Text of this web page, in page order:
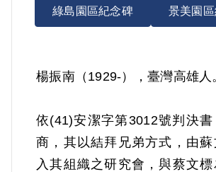
綠島園區紀念碑 景美園
楊振南（1929-），臺灣高雄人
依(41)安潔字第3012號判決
商，其以結拜兄弟方式，由
入其組織之研究會，與蔡文標